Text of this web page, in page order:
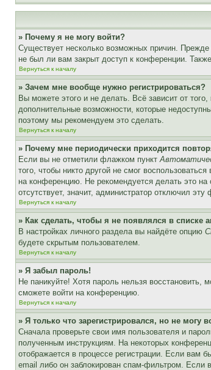
» Почему я не могу войти?
Существует несколько возможных причин.
не был ли вам закрыт доступ к конференции.
Вернуться к началу
» Зачем мне вообще нужно регистрироваться?
Вы можете этого и не делать. Всё зависит от
дополнительные возможности, которые
поэтому мы рекомендуем это сделать.
Вернуться к началу
» Почему мне периодически приходится
Если вы не отметили флажком пункт
того, чтобы никто другой не смог
на конференцию. Не рекомендуется делать это
отсутствует, значит, администратор отключил эту
Вернуться к началу
» Как сделать, чтобы я не появлялся в списке
В настройках личного раздела вы найдёте опцию
будете скрытым пользователем.
Вернуться к началу
» Я забыл пароль!
Не паникуйте! Хотя пароль нельзя
сможете войти на конференцию.
Вернуться к началу
» Я только что зарегистрировался, но не могу
Сначала проверьте свои имя пользователя и
полученным инструкциям. На некоторых
отображается в процессе регистрации. Если вам
email либо он заблокирован спам-фильтром. Если